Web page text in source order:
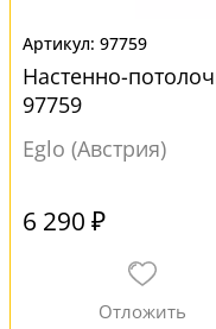
97759
Настенно-
97759
Eglo (Австрия)
6 290 ₽